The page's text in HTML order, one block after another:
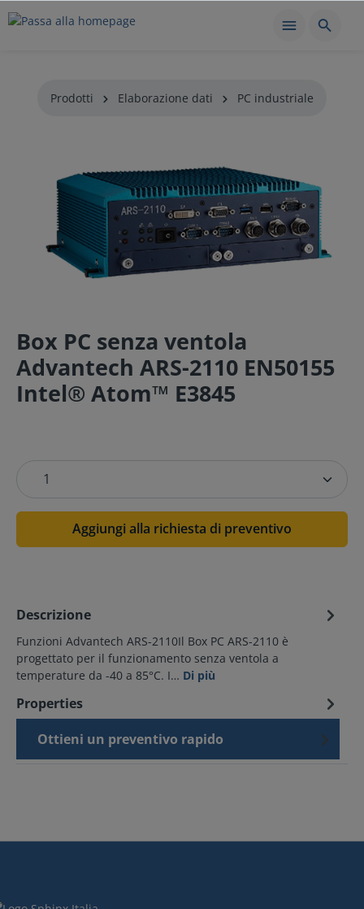
Prodotti Elaborazione dati PC industriale
Box PC senza ventola
Advantech ARS-2110 EN50155
Intel® Atom™ E3845
Aggiungi alla richiesta di preventivo
Descrizione
Funzioni Advantech ARS-2110Il Box PC ARS-2110 è
progettato per il funzionamento senza ventola a
temperature da -40 a 85°C. I… Di più
Properties
Ottieni un preventivo rapido